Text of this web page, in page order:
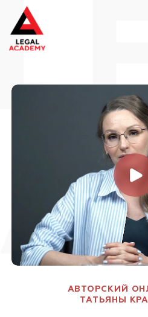
АВТОРСКИЙ
ТАТЬЯНЫ